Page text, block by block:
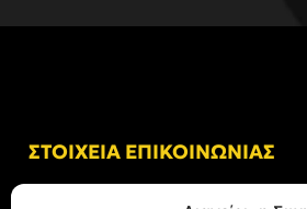
ΣΤΟΙΧΕΙΑ ΕΠΙΚΟΙΝΩΝΙΑΣ